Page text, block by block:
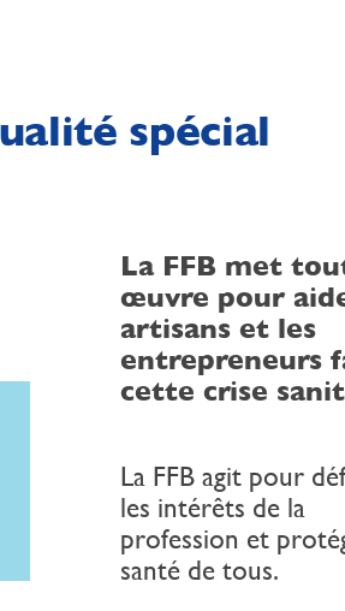
spécial
La FFB met
œuvre pour
artisans et les
entrepreneurs
cette crise
La FFB agit pour
les intérêts de la
profession et
santé de tous.